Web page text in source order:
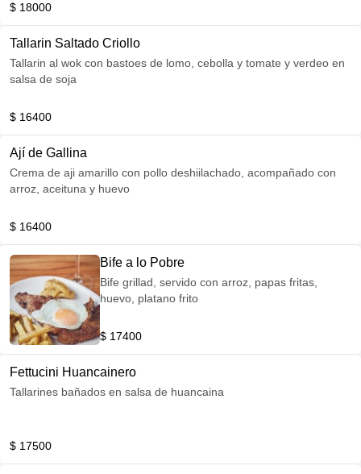
$ 18000
Tallarin Saltado Criollo
Tallarin al wok con bastoes de lomo, cebolla y tomate y verdeo en
salsa de soja
$ 16400
Ají de Gallina
Crema de aji amarillo con pollo deshiilachado, acompañado con
arroz, aceituna y huevo
$ 16400
Bife a lo Pobre
Bife grillad, servido con arroz, papas fritas,
huevo, platano frito
$ 17400
Fettucini Huancainero
Tallarines bañados en salsa de huancaina
$ 17500